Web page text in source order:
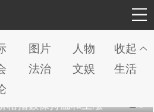
图片 人物
收起
法治 文娱
生活
数保持温和上涨